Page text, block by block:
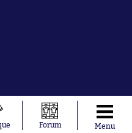
Forum Menu